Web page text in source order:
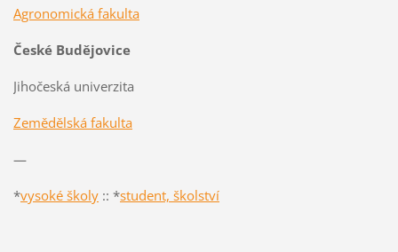
Agronomická fakulta
České Budějovice
Jihočeská univerzita
Zemědělská fakulta
—
*vysoké školy:: *student, školství